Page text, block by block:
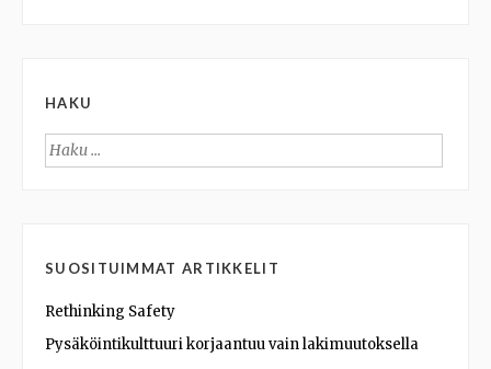
HAKU
Haku:
SUOSITUIMMAT ARTIKKELIT
Rethinking Safety
Pysäköintikulttuuri korjaantuu vain lakimuutoksella